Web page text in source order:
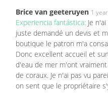
Brice van geeteruyen 1
Experiencia fantástica: Je
juste demandé un devis et
boutique le patron m'a
Donc excellent accueil et
d'eau de mer m'ont
de coraux. Je n'ai pas vu
on sent que le propriétaire